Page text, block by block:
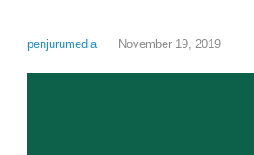
penjurumedia November 19, 2019